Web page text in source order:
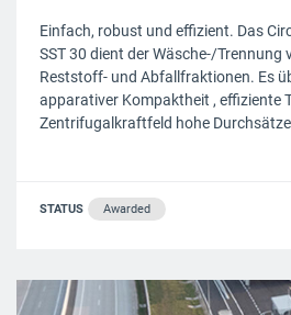
Einfach, robust und effizient. Das
SST 30 dient der Wäsche-/Trennung
Reststoff- und Abfallfraktionen. Es
apparativer Kompaktheit , effiziente
Zentrifugalkraftfeld hohe
STATUS Awarded